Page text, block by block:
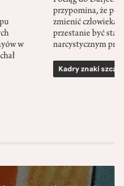
w
przypomina, że
zmienić człowieka
przestanie być
narcystycznym
Kadry znaki